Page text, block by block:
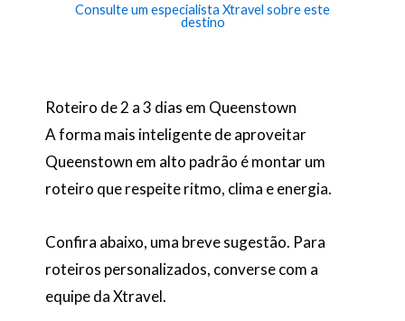
Consulte um especialista Xtravel sobre este
destino
Roteiro de 2 a 3 dias em Queenstown
A forma mais inteligente de aproveitar
Queenstown em alto padrão é montar um
roteiro que respeite ritmo, clima e energia.
Confira abaixo, uma breve sugestão. Para
roteiros personalizados, converse com a
equipe da Xtravel.